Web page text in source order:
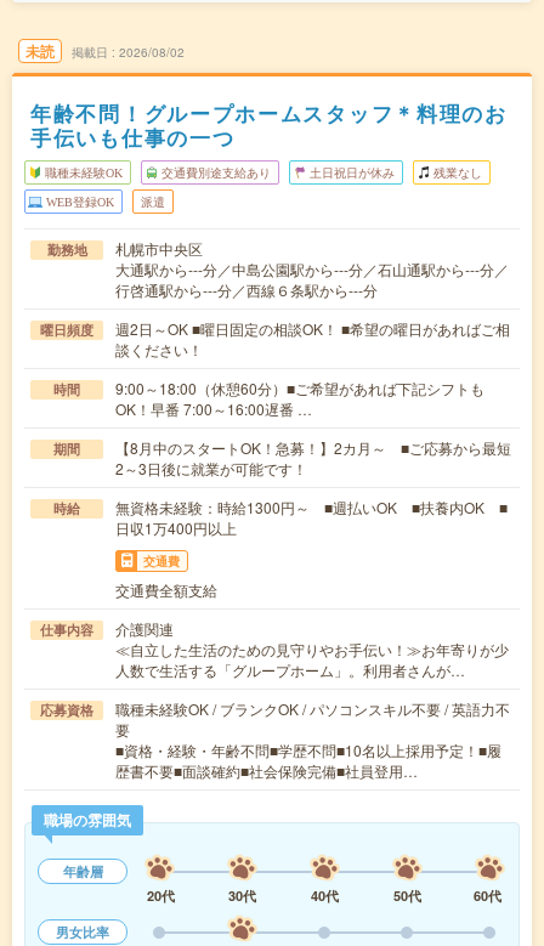
未読 掲載日 2026/08/02
年齢不問！グループホームスタッフ＊料理のお
手伝いも仕事の一つ
職種未経験OK 交通費別途支給あり 土日祝日が休み 残業なし
WEB登録OK 派遣
勤務地
札幌市中央区
大通駅から---分／中島公園駅から---分／石山通駅から---分／
行啓通駅から---分／西線６条駅から---分
曜日頻度
週2日～OK ■曜日固定の相談OK！ ■希望の曜日があればご相
談ください！
時間
9:00～18:00（休憩60分）■ご希望があれば下記シフトも
OK！早番 7:00～16:00遅番 …
期間
【8月中のスタートOK！急募！】2カ月～ ■ご応募から最短
2～3日後に就業が可能です！
時給
無資格未経験：時給1300円～ ■週払いOK ■扶養内OK ■
日収1万400円以上
交通費
交通費全額支給
仕事内容
介護関連
≪自立した生活のための見守りやお手伝い！≫お年寄りが少
人数で生活する「グループホーム」。利用者さんが…
応募資格
職種未経験OK / ブランクOK / パソコンスキル不要 / 英語力不
要
■資格・経験・年齢不問■学歴不問■10名以上採用予定！■履
歴書不要■面談確約■社会保険完備■社員登用…
職場の雰囲気
年齢層
20代
30代 40代 50代
60代
男女比率